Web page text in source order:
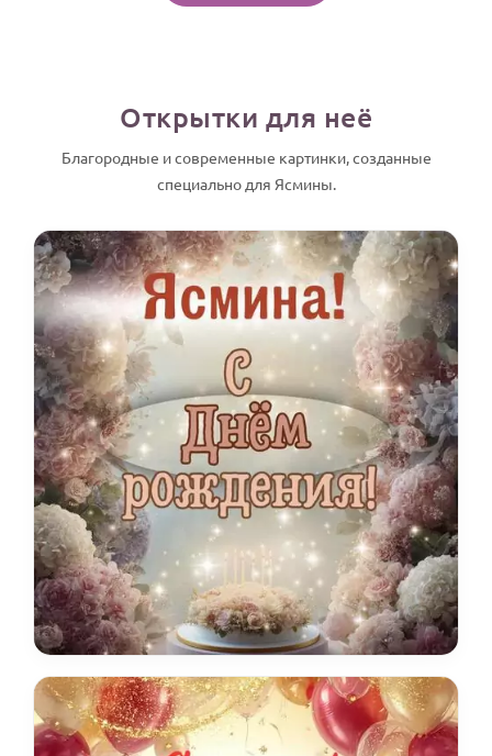
Открытки для неё
Благородные и современные картинки, созданные
специально для Ясмины.